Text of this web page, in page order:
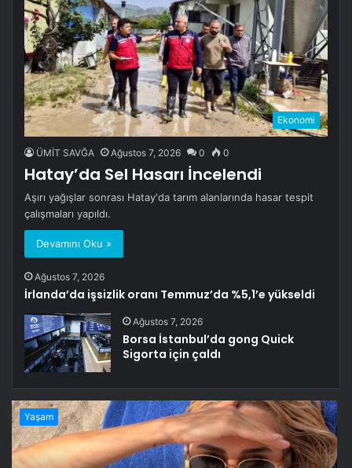
Ekonomi
ÜMİT SAVĞA Ağustos 7, 2026 0 0
Hatay’da Sel Hasarı İncelendi
Aşırı yağışlar sonrası Hatay'da tarım alanlarında hasar tespit
çalışmaları yapıldı.
Devamını Oku »
Ağustos 7, 2026
İrlanda’da işsizlik oranı Temmuz’da %5,1’e yükseldi
Ağustos 7, 2026
Borsa İstanbul’da gong Quick
Sigorta için çaldı
Yaşam